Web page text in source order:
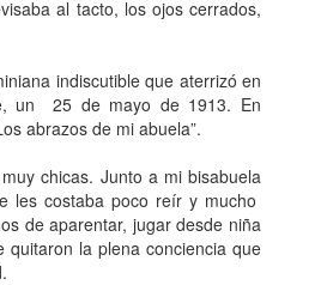
al tacto, los ojos cerrados,
indiscutible que aterrizó en
un
25 de mayo de 1913. En
abrazos de mi abuela”.
chicas. Junto a mi bisabuela
les costaba poco reír y mucho
de aparentar, jugar desde niña
la plena conciencia que
el
Amadeo Novello. Diario de guerra.
Su primera fuga fue una noche
arrastrándose por tierra solo
cuando las nubes tapaban la luna.
Es que esta iluminaba demasiado
el borde de la carretera de